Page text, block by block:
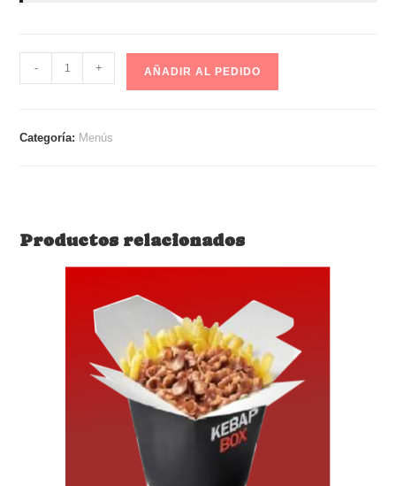
Plato
- + AÑADIR AL PEDIDO
Categoría: Menús
Productos relacionados